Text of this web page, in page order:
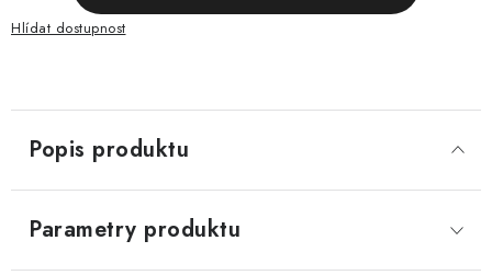
Hlídat
Popis produktu
Parametry produktu